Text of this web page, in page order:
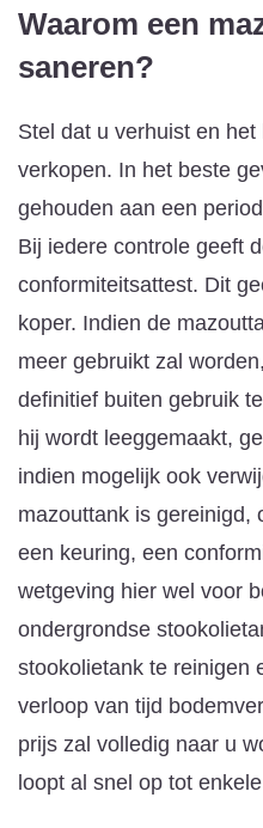
Waarom een
saneren?
Stel dat u verhuist en
verkopen. In het beste
gehouden aan een
Bij iedere controle geeft
conformiteitsattest. Dit
koper. Indien de
meer gebruikt zal
definitief buiten gebruik
hij wordt leeggemaakt,
indien mogelijk ook
mazouttank is gereinigd,
een keuring, een
wetgeving hier wel voor
ondergrondse
stookolietank te reinigen
verloop van tijd
prijs zal volledig naar u
loopt al snel op tot